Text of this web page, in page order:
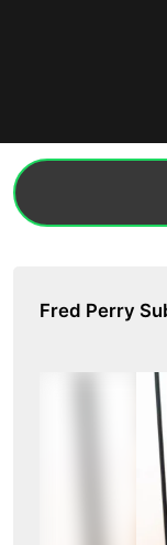
Fred Perry